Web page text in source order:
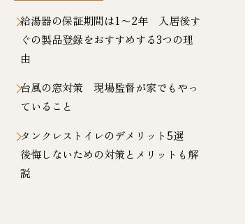
給湯器の保証期間は1〜2年 入居後す
ぐの製品登録をおすすめする3つの理
由
台風の窓対策 現場監督が家でもやっ
ていること
タンクレストイレのデメリット5選
後悔しないための対策とメリットも解
説